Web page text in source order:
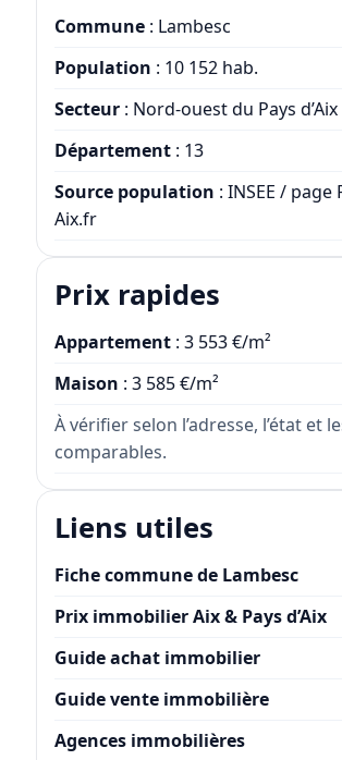
Commune: Lambesc
Population : 10 152 hab.
Secteur: Nord-ouest du Pays d’Aix
Département: 13
Source population : INSEE / page
Aix.fr
Prix rapides
Appartement: 3 553 €/m²
Maison : 3 585 €/m²
À vérifier selon l’adresse, l’état et
comparables.
Liens utiles
Fiche commune de Lambesc
Prix immobilier Aix & Pays d’Aix
Guide achat immobilier
Guide vente immobilière
Agences immobilières